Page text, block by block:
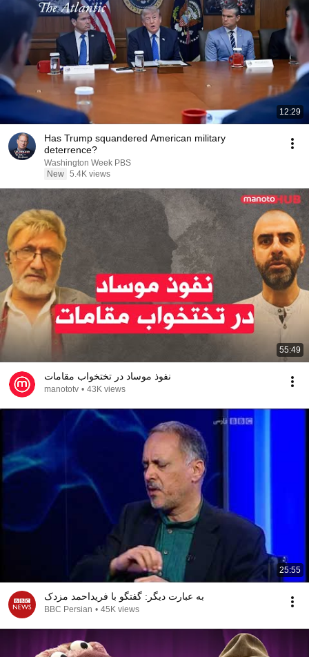
12:29
Has Trump squandered American military
deterrence?
Washington Week PBS
New 5.4K views
55:49
نفوذ موساد در تختخواب مقامات
manototv • 43K views
25:55
به عبارت دیگر: گفتگو با فریداحمد مزدک
BBC Persian • 45K views